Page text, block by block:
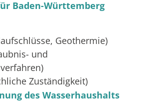
Baden-Württemberg
Geothermie)
und
Zuständigkeit)
des Wasserhaushalts